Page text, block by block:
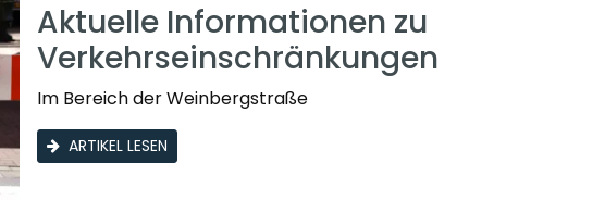
Aktuelle Informationen zu
Verkehrseinschränkungen
Im Bereich der Weinbergstraße
ARTIKEL LESEN